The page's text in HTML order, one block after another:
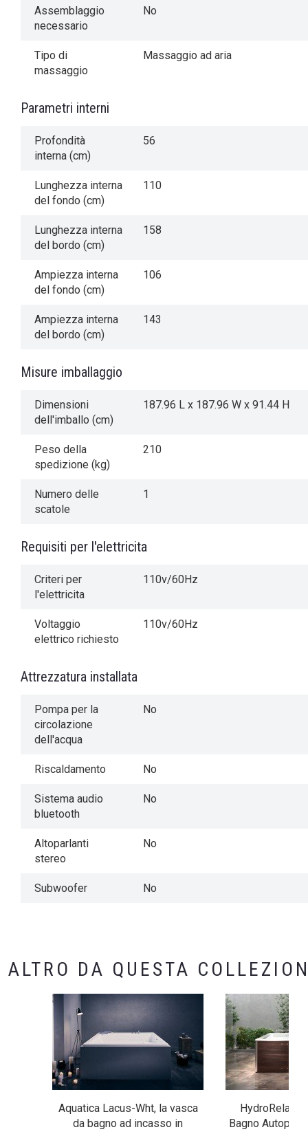
Assemblaggio
necessario
No
Tipo di
massaggio
Massaggio ad aria
Parametri interni
Profondità
interna (cm)
56
Lunghezza interna
del fondo (cm)
110
Lunghezza interna
del bordo (cm)
158
Ampiezza interna
del fondo (cm)
106
Ampiezza interna
del bordo (cm)
143
Misure imballaggio
Dimensioni
dell'imballo (cm)
187.96 L x 187.96 W x 91.44 H
Peso della
spedizione (kg)
210
Numero delle
scatole
1
Requisiti per l'elettricita
Criteri per
l'elettricita
110v/60Hz
Voltaggio
elettrico richiesto
110v/60Hz
Attrezzatura installata
Pompa per la
circolazione
dell'acqua
No
Riscaldamento No
Sistema audio
bluetooth
No
Altoparlanti
stereo
No
Subwoofer No
ALTRO DA QUESTA
Aquatica Lacus-Wht, la vasca
da bagno ad incasso in
HydroRelax
Bagno